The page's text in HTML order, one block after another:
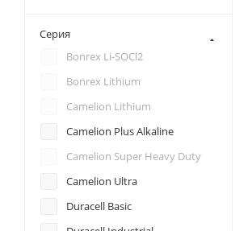
24
30
40
60
80
500
Серия
Bonrex Li-SOCl2
Bonrex Lithium
Camelion Lithium
Camelion Plus Alkaline
Camelion Super Heavy Duty
Camelion Ultra
Duracell Basic